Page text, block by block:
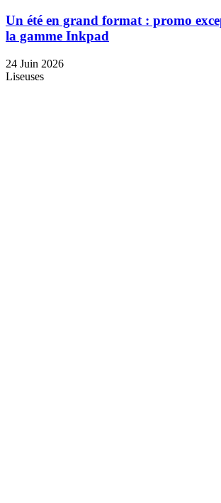
Un été en grand format : promo
la gamme Inkpad
24 Juin 2026
Liseuses